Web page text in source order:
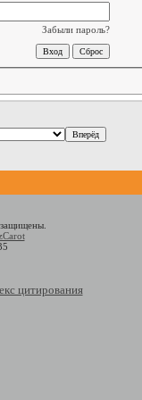
Забыли пароль?